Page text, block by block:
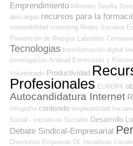
Emprendimiento Informes Sevilla
descargas recursos para la
sostenibilidad marketing Redes Sociales
Prevención de Riesgos Laborales
Tecnologias transformación digital
investigación Android Entrevistas y
Voluntariado Productividad
Profesionales EUROPA
Autocandidatura Internet
Infografía contenido empleabilidad
Social - Iniciativas Sociales Desarrollo
Debate Sindical-Empresarial
Directorios Empresas OL Iniciativas